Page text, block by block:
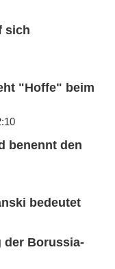
sich
"Hoffe" beim
benennt den
bedeutet
der Borussia-